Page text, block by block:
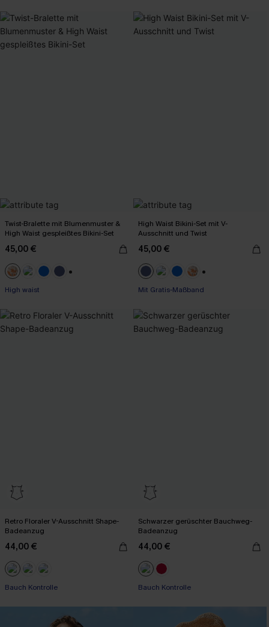
Twist-Bralette mit Blumenmuster &
High Waist gespleißtes Bikini-Set
45,00 €
High waist
High Waist Bikini-Set mit V-
Ausschnitt und Twist
45,00 €
Mit Gratis-Maßband
Mit Gratis-Maßband
Retro Floraler V-Ausschnitt Shape-
Badeanzug
44,00 €
Bauch Kontrolle
Schwarzer gerüschter Bauchweg-
Badeanzug
44,00 €
Bauch Kontrolle